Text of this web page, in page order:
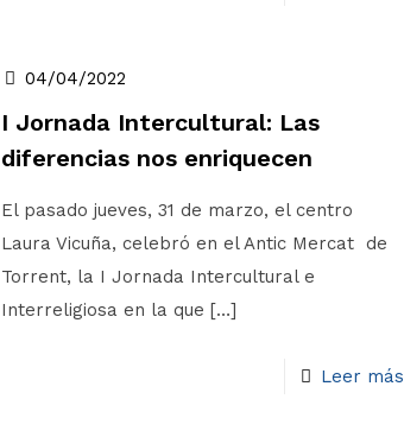
04/04/2022
I Jornada Intercultural: Las
diferencias nos enriquecen
El pasado jueves, 31 de marzo, el centro
Laura Vicuña, celebró en el Antic Mercat de
Torrent, la I Jornada Intercultural e
Interreligiosa en la que […]
Leer más